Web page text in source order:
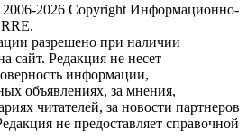
2026 Copyright Информационно-
разрешено при наличии
сайт. Редакция не несет
информации,
объявлениях, за мнения,
читателей, за новости партнеров
не предоставляет справочной